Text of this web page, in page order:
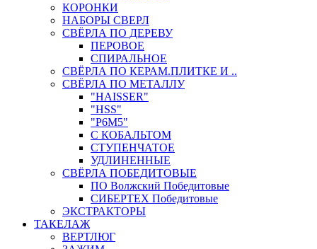
КОРОНКИ
НАБОРЫ СВЕРЛ
СВЁРЛА ПО ДЕРЕВУ
ПЕРОВОЕ
СПИРАЛЬНОЕ
СВЁРЛА ПО КЕРАМ.ПЛИТКЕ И ..
СВЁРЛА ПО МЕТАЛЛУ
"HAISSER"
"HSS"
"Р6М5"
С КОБАЛЬТОМ
СТУПЕНЧАТОЕ
УДЛИНЕННЫЕ
СВЁРЛА ПОБЕДИТОВЫЕ
ПО Волжский Победитовые
СИБЕРТЕХ Победитовые
ЭКСТРАКТОРЫ
ТАКЕЛАЖ
ВЕРТЛЮГ